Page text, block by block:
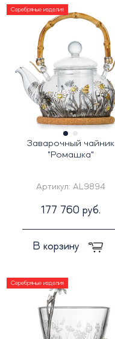
Заварочный чайник
"Ромашка"
Серебряные изделия
Артикул: AL9894
177 760 руб.
В корзину
Серебряные изделия